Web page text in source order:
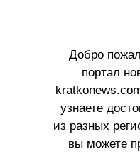
Добро
портал
узнаете
из разных
вы можете